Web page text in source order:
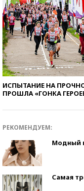
ИСПЫТАНИЕ НА
ПРОШЛА «ГОНКА
РЕКОМЕНДУЕМ:
Модный
Самая